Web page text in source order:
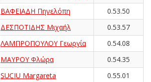
ΒΑΦΕΙΑΔΗ Πηνελόπη
0.53.50
ΔΕΣΠΟΤΙΔΗΣ Μιχαήλ
0.53.57
ΛΑΜΠΡΟΠΟΥΛΟΥ Γεωργία
0.54.08
ΜΑΥΡΟΥ Φλώρα
0.54.35
SUCIU Margareta
0.55.01